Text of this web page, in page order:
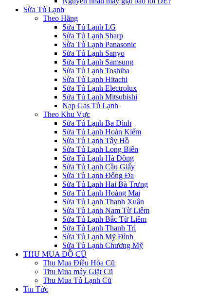
Sửa Tủ Lạnh
Theo Hãng
Sửa Tủ Lạnh LG
Sửa Tủ Lạnh Sharp
Sửa Tủ Lạnh Panasonic
Sửa Tủ Lạnh Sanyo
Sửa Tủ Lạnh Samsung
Sửa Tủ Lạnh Toshiba
Sửa Tủ Lạnh Hitachi
Sửa Tủ Lạnh Electrolux
Sửa Tủ Lạnh Mitsubishi
Nạp Gas Tủ Lạnh
Theo Khu Vực
Sửa Tủ Lạnh Ba Đình
Sửa Tủ Lạnh Hoàn Kiếm
Sửa Tủ Lạnh Tây Hồ
Sửa Tủ Lạnh Long Biên
Sửa Tủ Lạnh Hà Đông
Sửa Tủ Lạnh Cầu Giấy
Sửa Tủ Lạnh Đống Đa
Sửa Tủ Lạnh Hai Bà Trưng
Sửa Tủ Lạnh Hoàng Mai
Sửa Tủ Lạnh Thanh Xuân
Sửa Tủ Lạnh Nam Từ Liêm
Sửa Tủ Lạnh Bắc Từ Liêm
Sửa Tủ Lạnh Thanh Trì
Sửa Tủ Lạnh Mỹ Đình
Sửa Tủ Lạnh Chương Mỹ
THU MUA ĐỒ CŨ
Thu Mua Điều Hòa Cũ
Thu Mua máy Giặt Cũ
Thu Mua Tủ Lạnh Cũ
Tin Tức